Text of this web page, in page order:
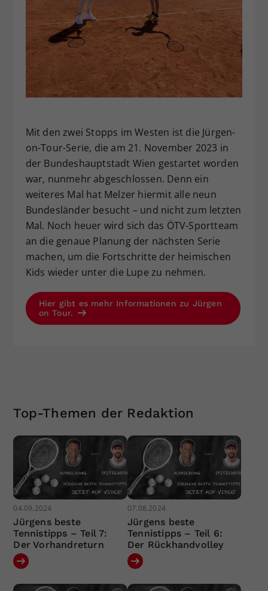
Mit den zwei Stopps im Westen ist die Jürgen-
on-Tour-Serie, die am 21. November 2023 in
der Bundeshauptstadt Wien gestartet worden
war, nunmehr abgeschlossen. Denn ein
weiteres Mal hat Melzer hiermit alle neun
Bundesländer besucht – und nicht zum letzten
Mal. Noch heuer wird sich das ÖTV-Sportteam
an die genaue Planung der nächsten Serie
machen, um die Fortschritte der heimischen
Kids wieder unter die Lupe zu nehmen.
Hier gibt es mehr Informationen zu Jürgen
on Tour.
Top-Themen der Redaktion
04.09.2024
Jürgens beste
Tennistipps – Teil 7:
Der Vorhandreturn
07.08.2024
Jürgens beste
Tennistipps – Teil 6:
Der Rückhandvolley